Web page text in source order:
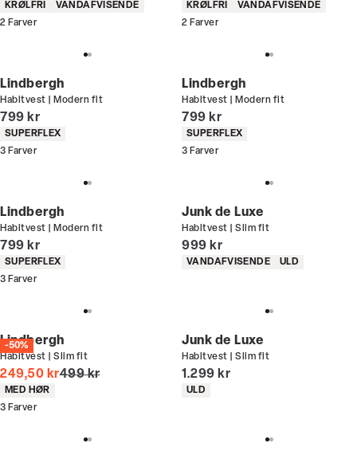
Produkt egenskaber
KRØLFRI
VANDAFVISENDE
2 Farver
Produkt egenskaber
KRØLFRI
VANDAFVISENDE
2 Farver
Lindbergh
Habitvest | Modern fit
I alt (inkl. rabat)
799 kr
Produkt egenskaber
SUPERFLEX
3 Farver
Lindbergh
Habitvest | Modern fit
I alt (inkl. rabat)
799 kr
Produkt egenskaber
SUPERFLEX
3 Farver
Lindbergh
Habitvest | Modern fit
I alt (inkl. rabat)
799 kr
Produkt egenskaber
SUPERFLEX
3 Farver
Junk de Luxe
Habitvest | Slim fit
I alt (inkl. rabat)
999 kr
Produkt egenskaber
VANDAFVISENDE ULD
-50%
Lindbergh
Habitvest | Slim fit
249,50 krI alt (uden rabat)
499 kr
Produkt egenskaber
MED HØR
3 Farver
Junk de Luxe
Habitvest | Slim fit
I alt (inkl. rabat)
1.299 kr
Produkt egenskaber
ULD